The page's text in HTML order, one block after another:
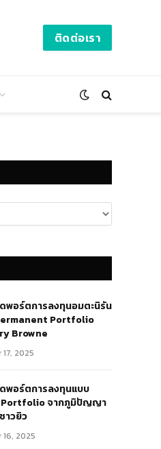
ติดต่อเรา
พอร์ตการลงทุนอมตะนิรัน
Portfolio
Browne
2025
พอร์ตการลงทุนแบบ
Portfolio จากภูมิปัญญา
าวยิว
16, 2025